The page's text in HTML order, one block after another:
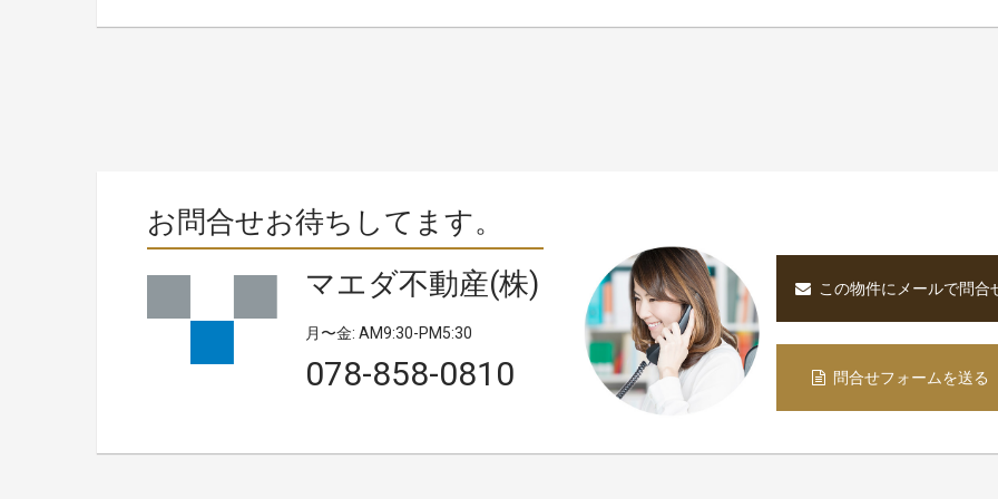
お問合せお待ちしてます。
マエダ不動産(株)
月〜金: AM9:30-PM5:30
078-858-0810
この物件にメールで問合
問合せフォームを送る